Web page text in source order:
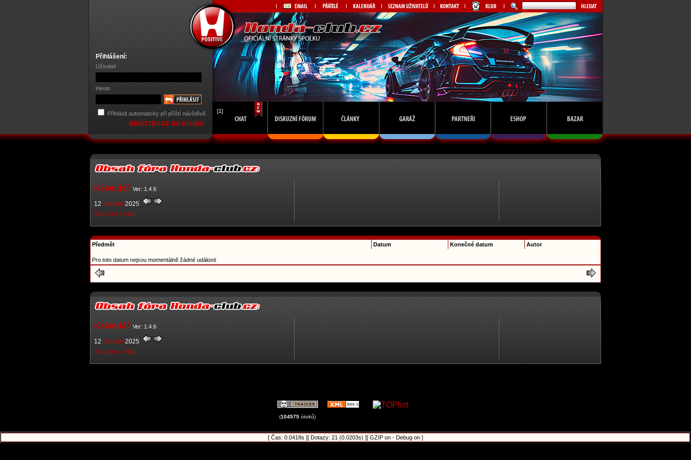
Přihlášení:
Uživatel
Heslo
Přihlásit automaticky při příští návštěvě
REGISTRACE DO KLUBU
[1]
Kalendář Ver: 1.4.6
12 červen 2025
Seznam k tisku
Předmět Datum Konečné datum Autor
Pro toto datum nejsou momentálně žádné události
Kalendář Ver: 1.4.6
12 červen 2025
Seznam k tisku
(104575 útoků)
[ Čas: 0.0418s ][ Dotazy: 21 (0.0203s) ][ GZIP on - Debug on ]